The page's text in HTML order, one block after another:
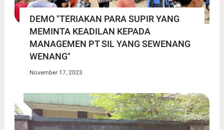
DEMO "TERIAKAN PARA SUPIR YANG
MEMINTA KEADILAN KEPADA
MANAGEMEN PT SIL YANG SEWENANG
WENANG"
November 17, 2023